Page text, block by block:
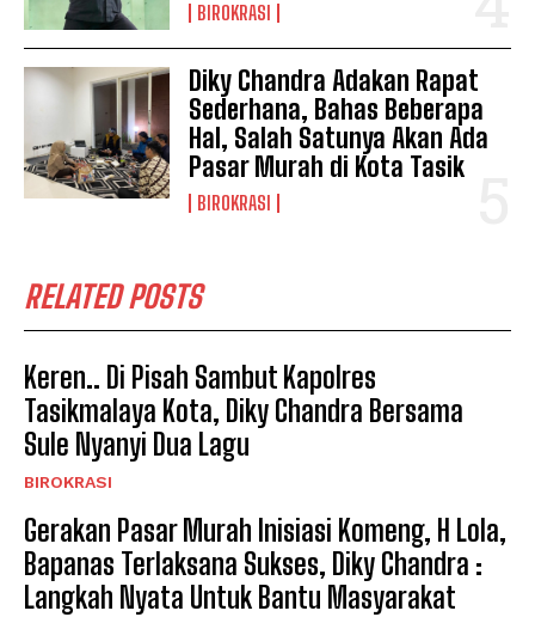
BIROKRASI
Diky Chandra Adakan Rapat
Sederhana, Bahas Beberapa
Hal, Salah Satunya Akan Ada
Pasar Murah di Kota Tasik
BIROKRASI
RELATED POSTS
Keren.. Di Pisah Sambut Kapolres
Tasikmalaya Kota, Diky Chandra Bersama
Sule Nyanyi Dua Lagu
BIROKRASI
Gerakan Pasar Murah Inisiasi Komeng, H Lola,
Bapanas Terlaksana Sukses, Diky Chandra :
Langkah Nyata Untuk Bantu Masyarakat